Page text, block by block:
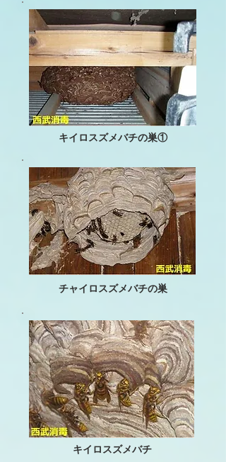
キイロスズメバチの巣①
チャイロスズメバチの巣
キイロスズメバチ